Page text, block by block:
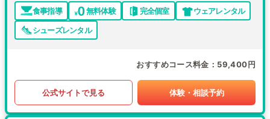
食事指導 無料体験 完全個室
ウェアレンタル
シューズレンタル
おすすめコース料金 59,400円
公式サイトで見る 体験・相談予約